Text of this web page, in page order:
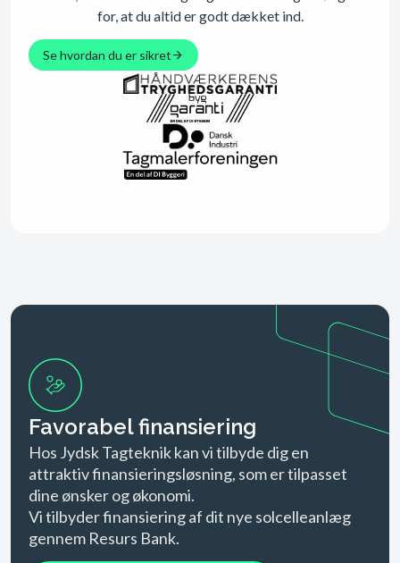
for, at du altid er godt dækket ind.
Se hvordan du er sikret
Favorabel finansiering
Hos Jydsk Tagteknik kan vi tilbyde dig en
attraktiv finansierings­løsning, som er tilpasset
dine ønsker og økonomi.
Vi tilbyder finansiering af dit nye solcelleanlæg
gennem Resurs Bank.